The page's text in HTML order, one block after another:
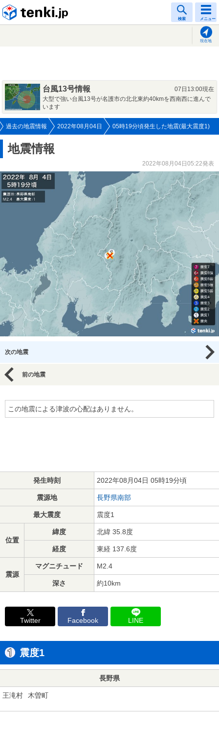
検索 メニュー
現在地
台風13号情報
07日13:00現在
大型で強い台風13号が名護市の北北東約40kmを西南西に進んで
います
過去の地震情報 2022年08月04日 05時19分頃発生した地震(最大震度1)
地震情報
2022年08月04日05:22発表
次の地震
前の地震
この地震による津波の心配はありません。
発生時刻 2022年08月04日 05時19分頃
震源地 長野県南部
最大震度 震度1
位置
緯度 北緯 35.8度
経度 東経 137.6度
震源
マグニチュード M2.4
深さ 約10km
Twitter Facebook LINE
震度1
長野県
王滝村 木曽町